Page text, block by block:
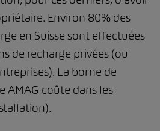
Environ 80% des
en Suisse sont effectuées
de recharge privées (ou
La borne de
AMAG coûte dans les